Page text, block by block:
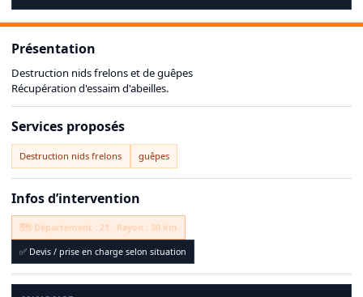
Présentation
Destruction nids frelons et de guêpes
Récupération d'essaim d'abeilles.
Services proposés
Destruction nids frelons guêpes
Infos d’intervention
🗺️ Département : 21 · Rayon : 30 km
✅ Devis / prise en charge selon situation